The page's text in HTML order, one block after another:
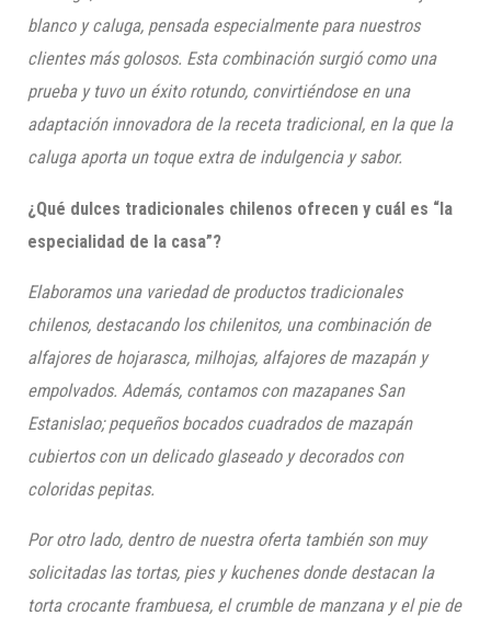
blanco y caluga, pensada especialmente para nuestros
clientes más golosos. Esta combinación surgió como una
prueba y tuvo un éxito rotundo, convirtiéndose en una
adaptación innovadora de la receta tradicional, en la que la
caluga aporta un toque extra de indulgencia y sabor.
¿Qué dulces tradicionales chilenos ofrecen y cuál es “la
especialidad de la casa”?
Elaboramos una variedad de productos tradicionales
chilenos, destacando los chilenitos, una combinación de
alfajores de hojarasca, milhojas, alfajores de mazapán y
empolvados. Además, contamos con mazapanes San
Estanislao; pequeños bocados cuadrados de mazapán
cubiertos con un delicado glaseado y decorados con
coloridas pepitas.
Por otro lado, dentro de nuestra oferta también son muy
solicitadas las tortas, pies y kuchenes donde destacan la
torta crocante frambuesa, el crumble de manzana y el pie de